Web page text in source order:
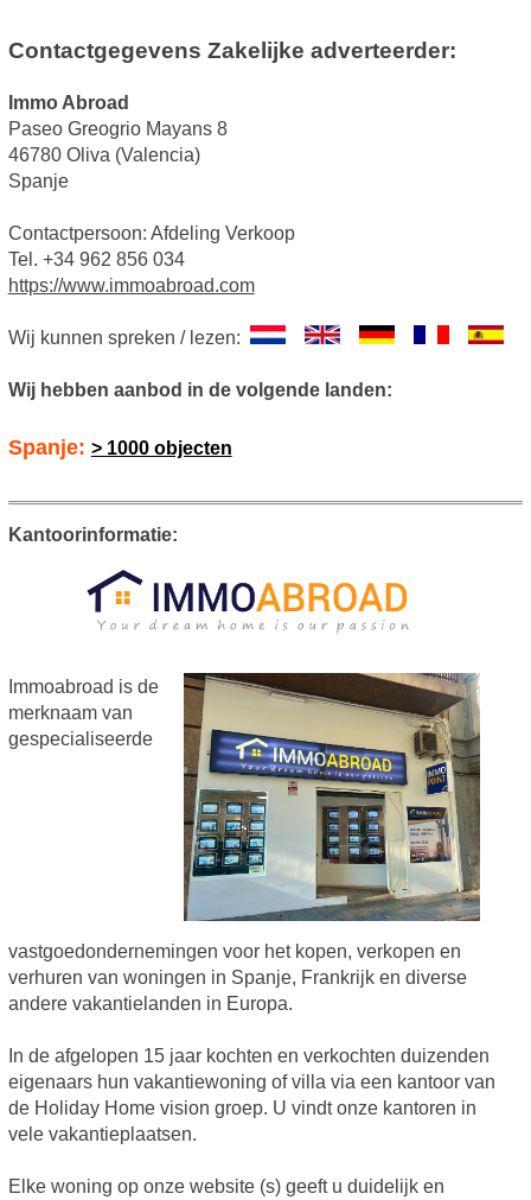
Contactgegevens Zakelijke adverteerder:
Immo Abroad
Paseo Greogrio Mayans 8
46780 Oliva (Valencia)
Spanje
Contactpersoon: Afdeling Verkoop
Tel. +34 962 856 034
https://www.immoabroad.com
Wij kunnen spreken / lezen:
Wij hebben aanbod in de volgende landen:
Spanje: > 1000 objecten
Kantoorinformatie:
Immoabroad is de
merknaam van
gespecialiseerde
vastgoedondernemingen voor het kopen, verkopen en
verhuren van woningen in Spanje, Frankrijk en diverse
andere vakantielanden in Europa.
In de afgelopen 15 jaar kochten en verkochten duizenden
eigenaars hun vakantiewoning of villa via een kantoor van
de Holiday Home vision groep. U vindt onze kantoren in
vele vakantieplaatsen.
Elke woning op onze website (s) geeft u duidelijk en